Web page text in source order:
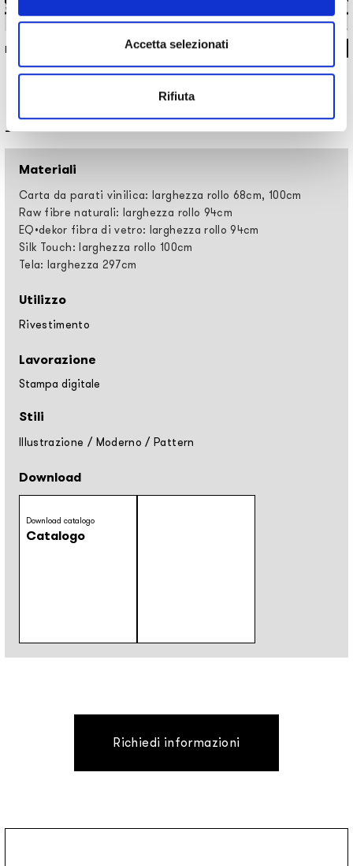
Accetta selezionati
Rifiuta
INKKA1302
Informazioni tecniche
Materiali
Carta da parati vinilica: larghezza rollo 68cm, 100cm
Raw fibre naturali: larghezza rollo 94cm
EQ•dekor fibra di vetro: larghezza rollo 94cm
Silk Touch: larghezza rollo 100cm
Tela: larghezza 297cm
Utilizzo
Rivestimento
Lavorazione
Stampa digitale
Stili
Illustrazione / Moderno /Pattern
Download
Download catalogo
Catalogo
Richiedi informazioni